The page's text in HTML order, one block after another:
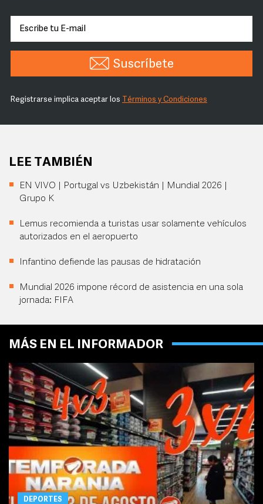
Suscríbete
Registrarse implica aceptar los Términos y Condiciones
LEE TAMBIÉN
EN VIVO | Portugal vs Uzbekistán | Mundial 2026 |
Grupo K
Lemus recomienda a turistas usar solamente vehículos
autorizados en el aeropuerto
Infantino defiende las pausas de hidratación
Mundial 2026 impone récord de asistencia en una sola
jornada: FIFA
MÁS EN EL INFORMADOR
DEPORTES